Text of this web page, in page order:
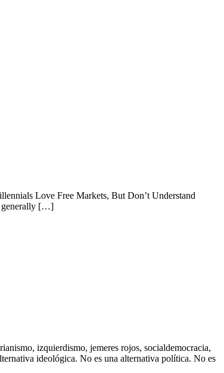
Love Free Markets, But Don’t Understand
generally […]
izquierdismo, jemeres rojos, socialdemocracia,
ideológica. No es una alternativa política. No es